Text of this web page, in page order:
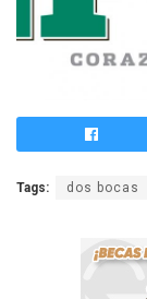
Tags: dos bocas